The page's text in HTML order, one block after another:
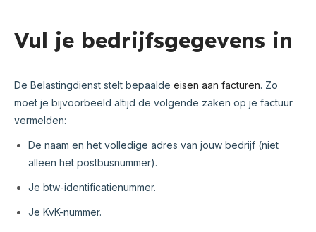
Vul je bedrijfsgegevens in
De Belastingdienst stelt bepaalde eisen aan facturen. Zo
moet je bijvoorbeeld altijd de volgende zaken op je factuur
vermelden:
De naam en het volledige adres van jouw bedrijf (niet
alleen het postbusnummer).
Je btw-identificatienummer.
Je KvK-nummer.